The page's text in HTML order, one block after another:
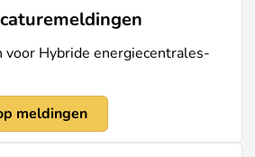
tegen 2035 wordt 55 tot 70
In 2025 werd 4,4 TWh aan zon-
tegen 3,3 TWh een jaar
voor Hybride energiecentrales-
meldingen